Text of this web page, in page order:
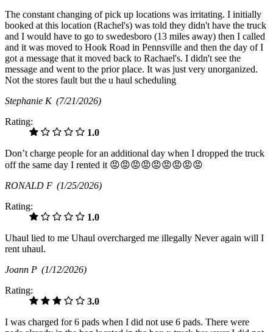
The constant changing of pick up locations was irritating. I initially
booked at this location (Rachel's) was told they didn't have the truck
and I would have to go to swedesboro (13 miles away) then I called
and it was moved to Hook Road in Pennsville and then the day of I
got a message that it moved back to Rachael's. I didn't see the
message and went to the prior place. It was just very unorganized.
Not the stores fault but the u haul scheduling
Stephanie K (7/21/2026)
Rating:
1.0
Don’t charge people for an additional day when I dropped the truck
off the same day I rented it 😡😡😡😡😡😡😡😡😡
RONALD F (1/25/2026)
Rating:
1.0
Uhaul lied to me Uhaul overcharged me illegally Never again will I
rent uhaul.
Joann P (1/12/2026)
Rating:
3.0
I was charged for 6 pads when I did not use 6 pads. There were